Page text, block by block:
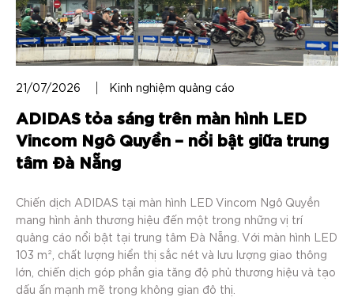
21/07/2026 Kinh nghiệm quảng cáo
ADIDAS tỏa sáng trên màn hình LED
Vincom Ngô Quyền – nổi bật giữa trung
tâm Đà Nẵng
Chiến dịch ADIDAS tại màn hình LED Vincom Ngô Quyền
mang hình ảnh thương hiệu đến một trong những vị trí
quảng cáo nổi bật tại trung tâm Đà Nẵng. Với màn hình LED
103 m², chất lượng hiển thị sắc nét và lưu lượng giao thông
lớn, chiến dịch góp phần gia tăng độ phủ thương hiệu và tạo
dấu ấn mạnh mẽ trong không gian đô thị.